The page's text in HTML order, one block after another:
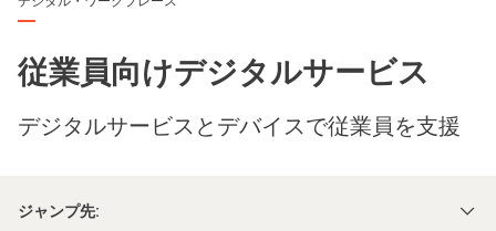
従業員向けデジタルサービス
デジタルサービスとデバイスで従業員を支援
ジャンプ先: